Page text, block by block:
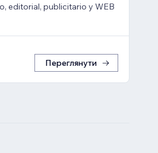
editorial, publicitario y WEB
Переглянути